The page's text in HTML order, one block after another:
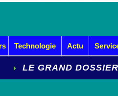
Technologie Actu
DOSSIER :